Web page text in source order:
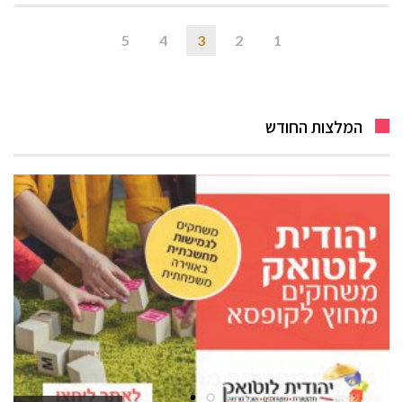
1
2
3
4
5
המלצות החודש